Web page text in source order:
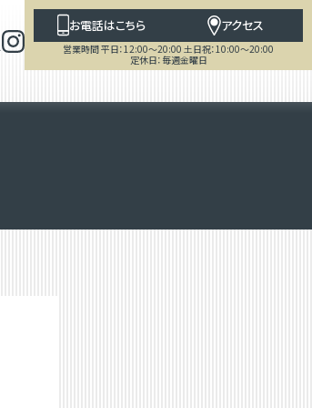
お電話はこちら アクセス
営業時間 平日：12:00～20:00 土日祝：10:00～20:00
定休日：毎週金曜日